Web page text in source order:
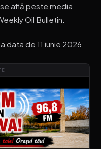
află peste media
Oil Bulletin.
de 11 iunie 2026.